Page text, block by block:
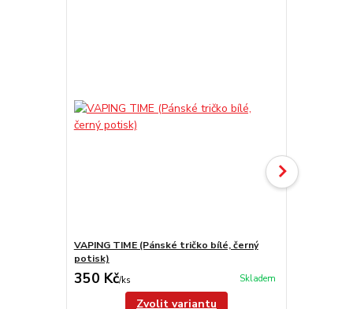
VAPING TIME (Pánské tričko bílé, černý
potisk)
350 Kč/ks Skladem
Zvolit variantu